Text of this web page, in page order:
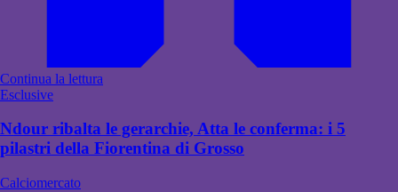
Continua la lettura
Esclusive
Ndour ribalta le gerarchie, Atta le conferma: i 5
pilastri della Fiorentina di Grosso
Calciomercato